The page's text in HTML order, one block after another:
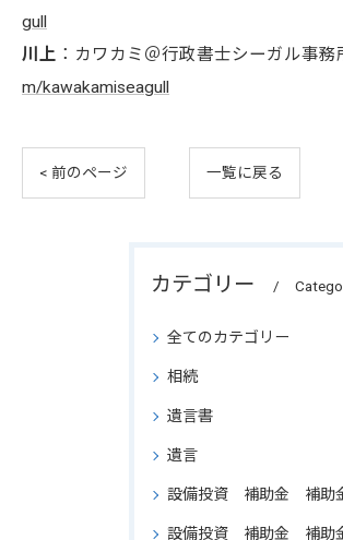
gull
川上 ：カワカミ＠行政書士シーガル事
m/kawakamiseagull
< 前のページ 一覧に戻る
カテゴリー
全てのカテゴリー
相続
遺言書
遺言
設備投資 補助金 補助金 採択 支援 省力 申請
設備投資 補助金 補